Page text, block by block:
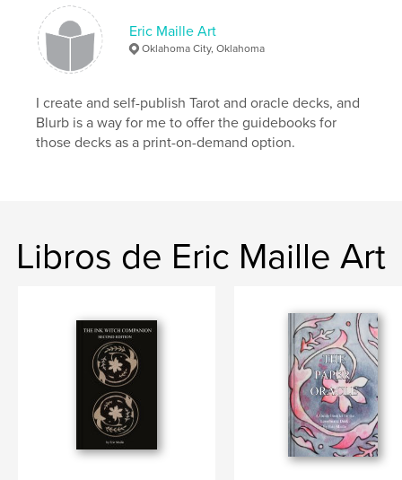
Eric Maille Art
Oklahoma City, Oklahoma
I create and self-publish Tarot and oracle decks, and
Blurb is a way for me to offer the guidebooks for
those decks as a print-on-demand option.
Libros de Eric Maille Art